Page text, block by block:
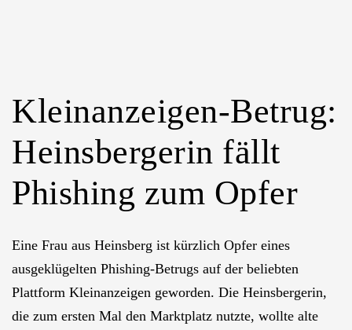
Kleinanzeigen-Betrug:
Heinsbergerin fällt
Phishing zum Opfer
Eine Frau aus Heinsberg ist kürzlich Opfer eines
ausgeklügelten Phishing-Betrugs auf der beliebten
Plattform Kleinanzeigen geworden. Die Heinsbergerin,
die zum ersten Mal den Marktplatz nutzte, wollte alte